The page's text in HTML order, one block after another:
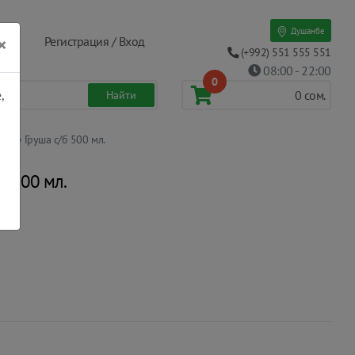
Регистрация / Вход
Душанбе
(+992) 551 555 551
08:00 - 22:00
0
0 сом.
Груша с/б 500 мл.
500 мл.